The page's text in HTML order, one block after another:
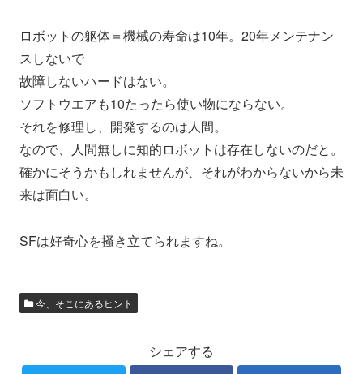
ロボットの躯体＝機械の寿命は10年。20年メンテナン
スしないで
故障しないハードはない。
ソフトウエアも10たったら使い物にならない。
それを修理し、開発するのは人間。
なので、人間無しに知的ロボットは存在しないのだと。
確かにそうかもしれませんが、それがわからないから未
来は面白い。
SFは好奇心を掻き立てられますね。
今、そこにあるヒント
シェアする